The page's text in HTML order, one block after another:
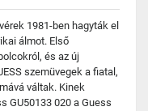
1981-ben hagyták el
álmot. Első
és az új
szemüvegek a fiatal,
váltak. Kinek
GU50133 020 a Guess